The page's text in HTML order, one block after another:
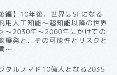
後編】10年後、世界はSFになる
用人工知能〜超知能以降の世界
〜2030年〜2060年にかけての
爆発と、その可能性とリスクと
〜
タルノマド10億人となる2035